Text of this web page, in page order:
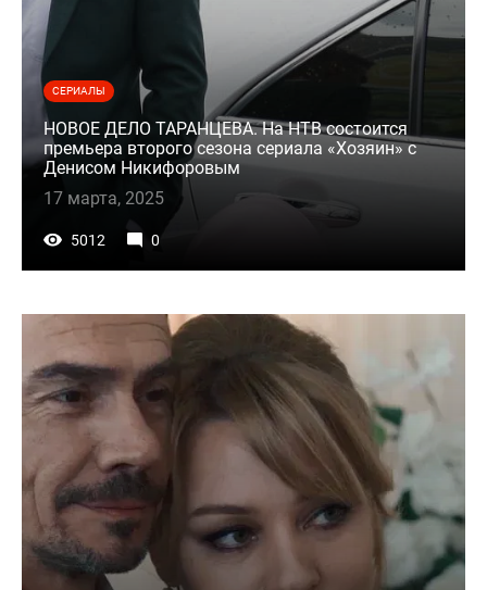
СЕРИАЛЫ
НОВОЕ ДЕЛО ТАРАНЦЕВА. На НТВ состоится
премьера второго сезона сериала «Хозяин» с
Денисом Никифоровым
17 марта, 2025
5012 0